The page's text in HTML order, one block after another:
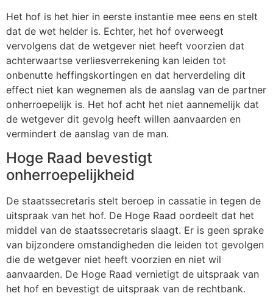
Het hof is het hier in eerste instantie mee eens en stelt
dat de wet helder is. Echter, het hof overweegt
vervolgens dat de wetgever niet heeft voorzien dat
achterwaartse verliesverrekening kan leiden tot
onbenutte heffingskortingen en dat herverdeling dit
effect niet kan wegnemen als de aanslag van de partner
onherroepelijk is. Het hof acht het niet aannemelijk dat
de wetgever dit gevolg heeft willen aanvaarden en
vermindert de aanslag van de man.
Hoge Raad bevestigt
onherroepelijkheid
De staatssecretaris stelt beroep in cassatie in tegen de
uitspraak van het hof. De Hoge Raad oordeelt dat het
middel van de staatssecretaris slaagt. Er is geen sprake
van bijzondere omstandigheden die leiden tot gevolgen
die de wetgever niet heeft voorzien en niet wil
aanvaarden. De Hoge Raad vernietigt de uitspraak van
het hof en bevestigt de uitspraak van de rechtbank.